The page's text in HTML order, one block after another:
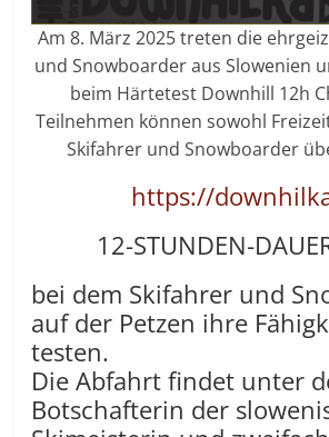
Am 8. März 2025 treten die
und Snowboarder aus Slowenien
beim Härtetest Downhill 12h
Teilnehmen können sowohl
Skifahrer und Snowboarder
https://
12-STUNDEN-
bei dem Skifahrer und
auf der Petzen ihre
testen.
Die Abfahrt findet unter
Botschafterin der